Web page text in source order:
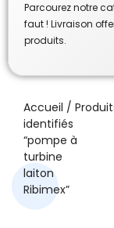
Parcourez notre
faut ! Livraison
produits.
Accueil /
identifiés
“pompe à
turbine
laiton
Ribimex”